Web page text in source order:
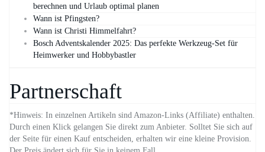
berechnen und Urlaub optimal planen
Wann ist Pfingsten?
Wann ist Christi Himmelfahrt?
Bosch Adventskalender 2025: Das perfekte Werkzeug-Set für
Heimwerker und Hobbybastler
Partnerschaft
*Hinweis: In einzelnen Artikeln sind Amazon-Links (Affiliate) enthalten.
Durch einen Klick gelangen Sie direkt zum Anbieter. Solltet Sie sich auf
der Seite für einen Kauf entscheiden, erhalten wir eine kleine Provision.